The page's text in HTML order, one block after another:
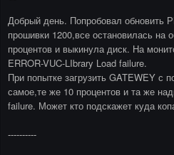
Добрый день. Попробовал
прошивки 1200,все остановилась на
процентов и выкинула диск. На
ERROR-VUC-LIbrary Load failure.
При попытке загрузить GATEWEY
самое,те же 10 процентов и та же
failure. Может кто подскажет куда
----------